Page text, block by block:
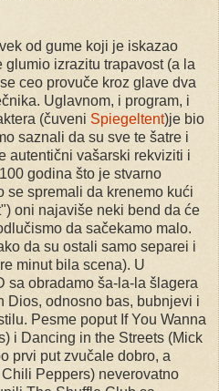
od gume koji je iskazao
glumio izrazitu trapavost (a la
ceo provuče kroz glave dva
Uglavnom, i program, i
(čuveni Spiegeltent)je bio
saznali da su sve te šatre i
autentični vašarski rekviziti i
godina što je stvarno
se spremali da krenemo kući
oni najaviše neki bend da će
da sačekamo malo.
da su ostali samo separei i
minut bila scena). U
sa obradamo ša-la-la šlagera
Dios, odnosno bas, bubnjevi i
Pesme poput If You Wanna
i Dancing in the Streets (Mick
prvi put zvučale dobro, a
Peppers) neverovatno